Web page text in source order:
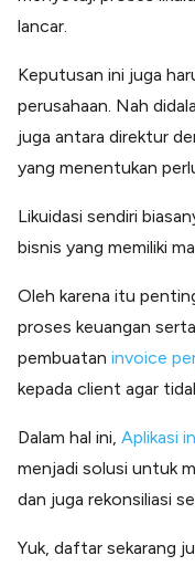
lancar.
Keputusan ini juga
perusahaan. Nah
juga antara direktur
yang menentukan
Likuidasi sendiri
bisnis yang memiliki
Oleh karena itu
proses keuangan
pembuatan invoice
kepada client agar
Dalam hal ini, Aplikasi
menjadi solusi untuk
dan juga rekonsiliasi
Yuk, daftar sekarang